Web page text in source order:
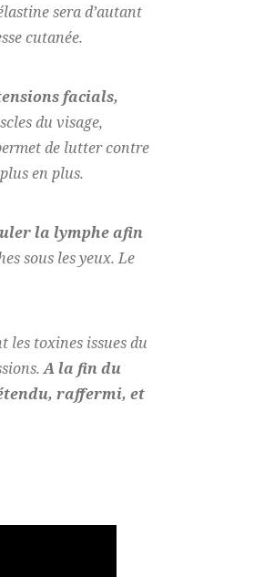
sera d’autant
cutanée.
facials,
du visage,
de lutter contre
en plus.
la lymphe afin
sous les yeux. Le
les toxines issues du
A la fin du
raffermi, et